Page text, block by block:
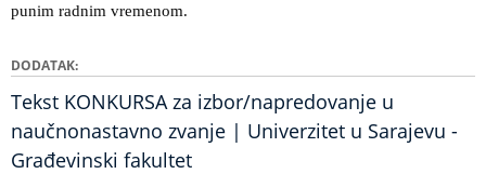
punim radnim vremenom.
DODATAK
Tekst KONKURSA za izbor/napredovanje u
naučnonastavno zvanje | Univerzitet u Sarajevu -
Građevinski fakultet